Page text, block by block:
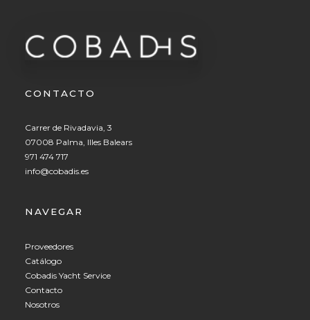
CONTACTO
Carrer de Rivadavia, 3
07008 Palma, Illes Balears
971 474 717
info@cobadis.es
NAVEGAR
Proveedores
Catálogo
Cobadis Yacht Service
Contacto
Nosotros